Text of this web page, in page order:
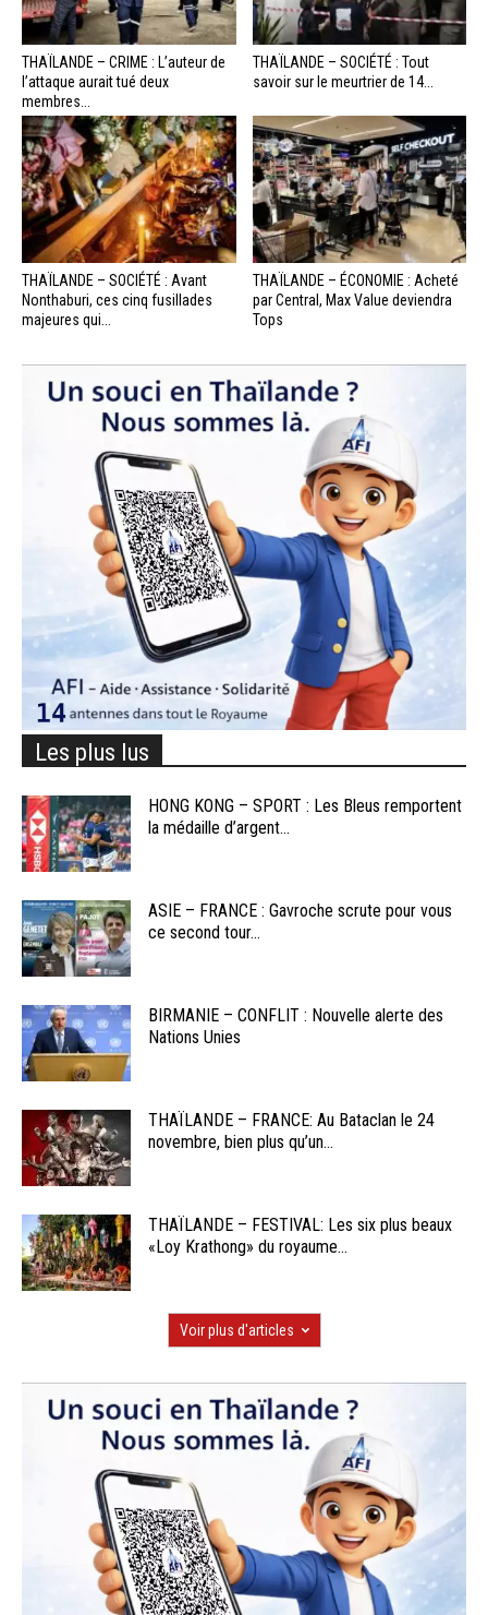
THAÏLANDE – CRIME : L’auteur de
l’attaque aurait tué deux
membres...
THAÏLANDE – SOCIÉTÉ : Tout
savoir sur le meurtrier de 14...
THAÏLANDE – SOCIÉTÉ : Avant
Nonthaburi, ces cinq fusillades
majeures qui...
THAÏLANDE – ÉCONOMIE : Acheté
par Central, Max Value deviendra
Tops
Les plus lus
HONG KONG – SPORT : Les Bleus remportent
la médaille d’argent...
ASIE – FRANCE : Gavroche scrute pour vous
ce second tour...
BIRMANIE – CONFLIT : Nouvelle alerte des
Nations Unies
THAÏLANDE – FRANCE: Au Bataclan le 24
novembre, bien plus qu’un...
THAÏLANDE – FESTIVAL: Les six plus beaux
«Loy Krathong» du royaume...
Voir plus d'articles